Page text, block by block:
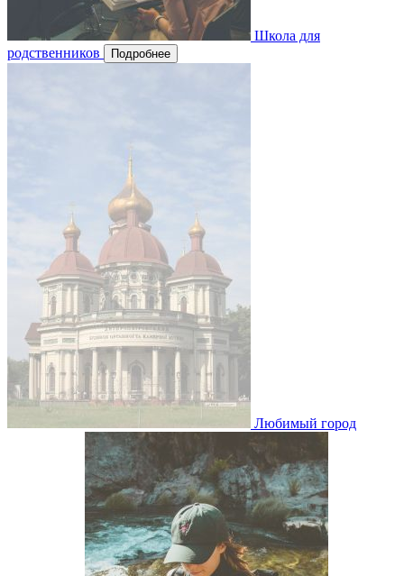
Школа для
родственников
Подробнее
Любимый город